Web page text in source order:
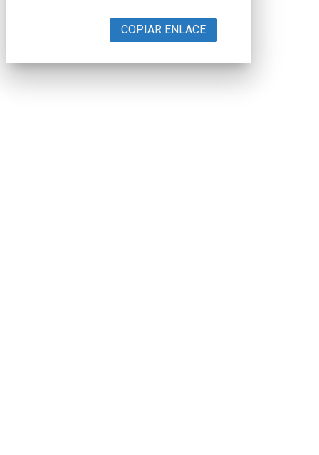
COPIAR ENLACE